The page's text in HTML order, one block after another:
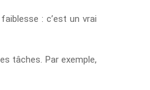
: c’est un vrai
tâches. Par exemple,